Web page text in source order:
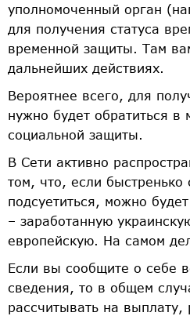
уполномоченный орган
для получения статуса
временной защиты. Там
дальнейших действиях.
Вероятнее всего, для
нужно будет обратиться в
социальной защиты.
В Сети активно
том, что, если быстренько
подсуетиться, можно
– заработанную
европейскую. На самом
Если вы сообщите о себе
сведения, то в общем
рассчитывать на